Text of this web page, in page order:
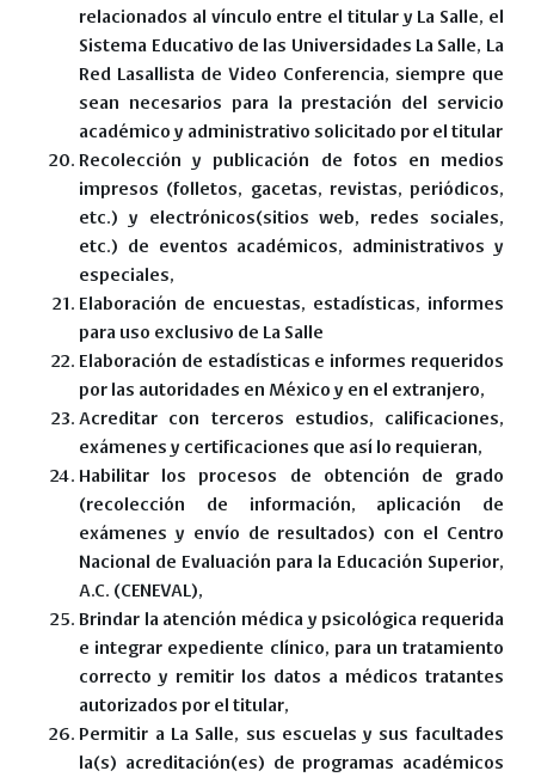
relacionados al vínculo entre el titular y La Salle, el
Sistema Educativo de las Universidades La Salle, La
Red Lasallista de Video Conferencia, siempre que
sean necesarios para la prestación del servicio
académico y administrativo solicitado por el titular
Recolección y publicación de fotos en medios
impresos (folletos, gacetas, revistas, periódicos,
etc.) y electrónicos(sitios web, redes sociales,
etc.) de eventos académicos, administrativos y
especiales,
Elaboración de encuestas, estadísticas, informes
para uso exclusivo de La Salle
Elaboración de estadísticas e informes requeridos
por las autoridades en México y en el extranjero,
Acreditar con terceros estudios, calificaciones,
exámenes y certificaciones que así lo requieran,
Habilitar los procesos de obtención de grado
(recolección de información, aplicación de
exámenes y envío de resultados) con el Centro
Nacional de Evaluación para la Educación Superior,
A.C. (CENEVAL),
Brindar la atención médica y psicológica requerida
e integrar expediente clínico, para un tratamiento
correcto y remitir los datos a médicos tratantes
autorizados por el titular,
Permitir a La Salle, sus escuelas y sus facultades
la(s) acreditación(es) de programas académicos